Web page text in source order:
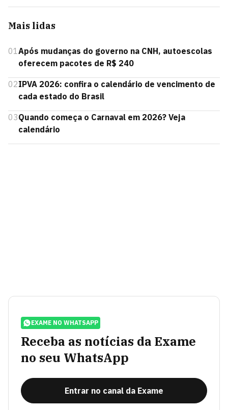
Mais lidas
01Após mudanças do governo na CNH, autoescolas
oferecem pacotes de R$ 240
02IPVA 2026: confira o calendário de vencimento de
cada estado do Brasil
03Quando começa o Carnaval em 2026? Veja
calendário
EXAME NO WHATSAPP
Receba as notícias da Exame
no seu WhatsApp
Entrar no canal da Exame